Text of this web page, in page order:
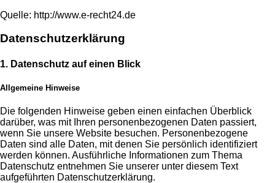
Quelle: http://www.e-recht24.de
Datenschutzerklärung
1. Datenschutz auf einen Blick
Allgemeine Hinweise
Die folgenden Hinweise geben einen einfachen Überblick
darüber, was mit Ihren personenbezogenen Daten passiert,
wenn Sie unsere Website besuchen. Personenbezogene
Daten sind alle Daten, mit denen Sie persönlich identifiziert
werden können. Ausführliche Informationen zum Thema
Datenschutz entnehmen Sie unserer unter diesem Text
aufgeführten Datenschutzerklärung.